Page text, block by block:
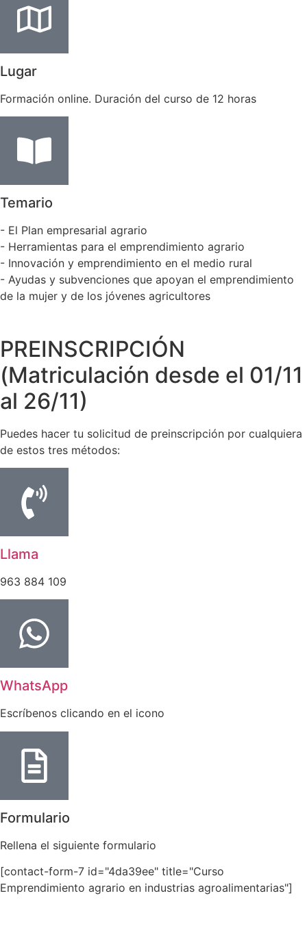
Lugar
Formación online. Duración del curso de 12 horas
Temario
- El Plan empresarial agrario
- Herramientas para el emprendimiento agrario
- Innovación y emprendimiento en el medio rural
- Ayudas y subvenciones que apoyan el emprendimiento
de la mujer y de los jóvenes agricultores
PREINSCRIPCIÓN
(Matriculación desde el 01/11
al 26/11)
Puedes hacer tu solicitud de preinscripción por cualquiera
de estos tres métodos:
Llama
963 884 109
WhatsApp
Escríbenos clicando en el icono
Formulario
Rellena el siguiente formulario
[contact-form-7 id="4da39ee" title="Curso
Emprendimiento agrario en industrias agroalimentarias"]